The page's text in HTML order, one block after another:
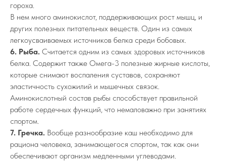
гороха.
В нем много аминокислот, поддерживающих рост мышц, и
других полезных питательных веществ. Один из самых
легкоусваиваемых источников белка среди бобовых.
6. Рыба. Считается одним из самых здоровых источников
белка. Содержит также Омега-3 полезные жирные кислоты,
которые снимают воспаления суставов, сохраняют
эластичность сухожилий и мышечных связок.
Аминокислотный состав рыбы способствует правильной
работе сердечных функций, что немаловажно при занятиях
спортом.
7. Гречка. Вообще разнообразие каш необходимо для
рациона человека, занимающегося спортом, так как они
обеспечивают организм медленными углеводами.